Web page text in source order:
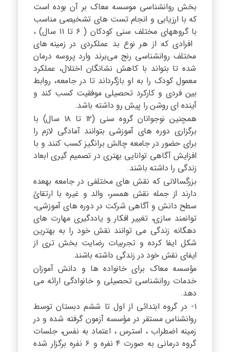
بخش روانشناسی موسسه معاک بر آن بوده است
که با ارزیابی و انجام تست های تشخیصی مناسب
با گروههای مختلف سنی کودکان ( ۶ تا ۱۱ سال) ،
افرادی که از هر نوع بد عملکردی در زمینه های
مختلف روانشناسی رنج می‌برند وارد پروسه درمان
شده تا بتواند با کاهش نشانگان اختلال، عملکرد
معمول کودک را به او بازگرداند تا در جامعه، روابط
بین فردی و کارکرد تحصیلی موفقیت کسب کند و
آینده ای روشن را پیش رو داشته باشد.
همچنین نوجوانان گروه سنی (۱۲ تا ۱۸ سال) با
برگزاری دوره های آموزشی بتوانند آمادگی لازم را
برای حضور در جامعه چالش برانگیز کسب کنند و با
افزایش آگاهی توانایی بهتری در تصمیم گیری ابعاد
زندگی را داشته باشند.
بزرگسالانی که نقش های مختلفی در جامعه بهعده
دارند از جمله نقش همسر، والد و غیره با ارتقائ
سطح دانش و آگاهی شرکت در دوره های آموزشی،
توانمند سازی، تغییر افکار و یاددگیری مهارت های
دهگانه زندگی می توانند نقش خود را به بهترین
شکل ایفا کرده و تجربیات رضایت بخش تری از
ایفای نقش خود در زندگی داشته باشند.
مؤسسه معاک برای خانواده ها و دانش آموزان
خدمات روانشناسی تحصیلی و خانوادگی ارائه می
دهد.
۱- در گروه ابتدائی از اول تا ششم دبستان توسط
روانشناس مستقر در مؤسسه آزمون گرفته شده و در
زمینه اضطراب ، استرس ، اعتماد به نفس، جلسات
گروه درمانی به صورت ۴ نفره و ۶ نفره برگزار شده